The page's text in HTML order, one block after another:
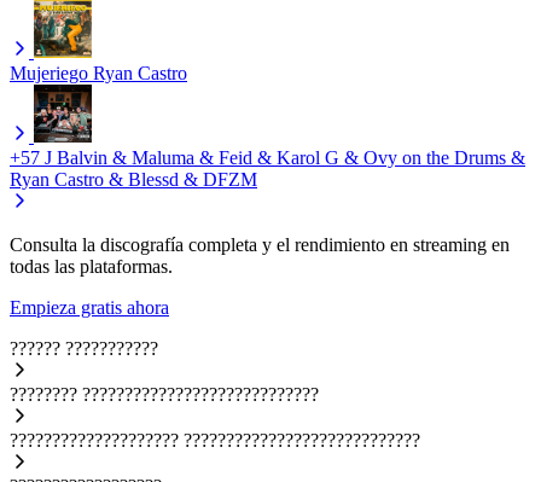
Mujeriego Ryan Castro
+57 J Balvin & Maluma & Feid & Karol G & Ovy on the Drums &
Ryan Castro & Blessd & DFZM
Consulta la discografía completa y el rendimiento en streaming en
todas las plataformas.
Empieza gratis ahora
?????? ???????????
???????? ????????????????????????????
???????????????????? ????????????????????????????